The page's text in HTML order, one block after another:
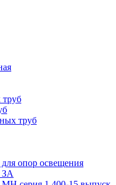
труб
труб
опор освещения
ЗА